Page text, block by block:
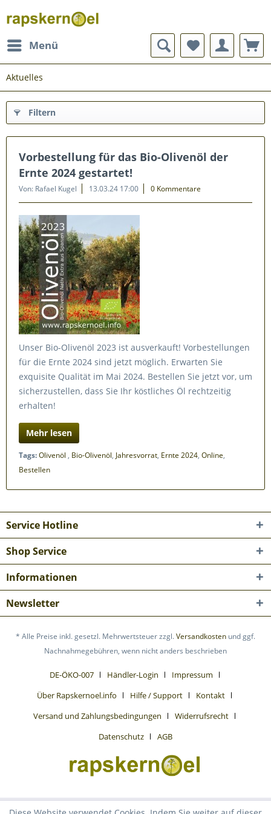
Menü
Aktuelles
Filtern
Vorbestellung für das Bio-Olivenöl der
Ernte 2024 gestartet!
Von: Rafael Kugel 13.03.24 17:00 0 Kommentare
Unser Bio-Olivenöl 2023 ist ausverkauft! Vorbestellungen
für die Ernte 2024 sind jetzt möglich. Erwarten Sie
exquisite Qualität im Mai 2024. Bestellen Sie jetzt vor, um
sicherzustellen, dass Sie Ihr köstliches Öl rechtzeitig
erhalten!
Mehr lesen
Tags:Olivenöl , Bio-Olivenöl, Jahresvorrat, Ernte 2024, Online,
Bestellen
Service Hotline
Shop Service
Informationen
Newsletter
* Alle Preise inkl. gesetzl. Mehrwertsteuer zzgl.Versandkosten und ggf.
Nachnahmegebühren, wenn nicht anders beschrieben
DE-ÖKO-007 Händler-Login
Impressum
Über Rapskernoel.info
Hilfe / Support
Kontakt
Versand und Zahlungsbedingungen
Widerrufsrecht
Datenschutz
AGB